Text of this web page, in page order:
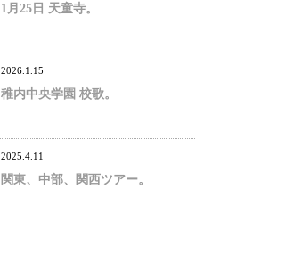
1月25日 天童寺。
2026.1.15
稚内中央学園 校歌。
2025.4.11
関東、中部、関西ツアー。